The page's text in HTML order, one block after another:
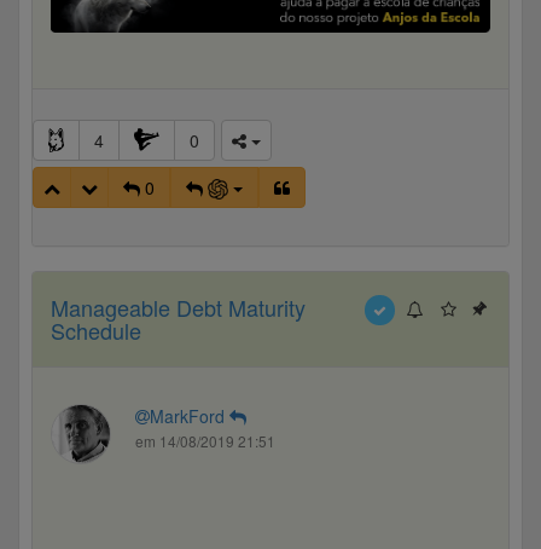
4
0
0
Manageable Debt Maturity
Schedule
MarkFord
em 14/08/2019 21:51